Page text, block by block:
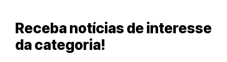
Receba notícias de interesse
da categoria!